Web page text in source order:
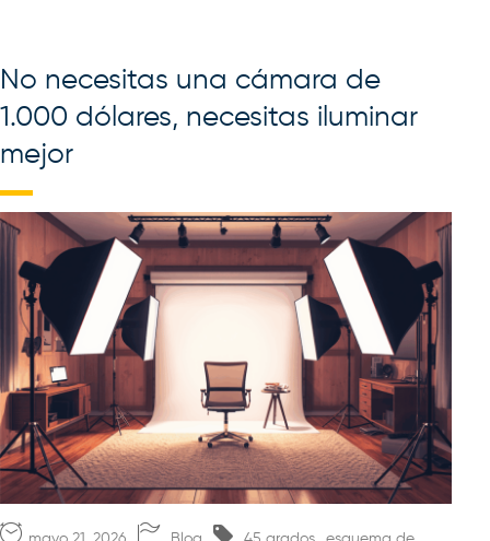
No necesitas una cámara de
1.000 dólares, necesitas iluminar
mejor